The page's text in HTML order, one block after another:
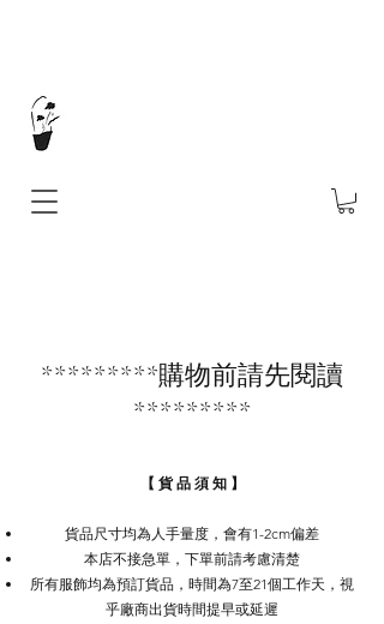
*********購物前請先閱讀
*********
【 貨 品 須 知 】
貨品尺寸均為人手量度，會有1-2cm偏差
本店不接急單，下單前請考慮清楚
所有服飾均為預訂貨品，時間為7至21個工作天，視
乎廠商出貨時間提早或延遲